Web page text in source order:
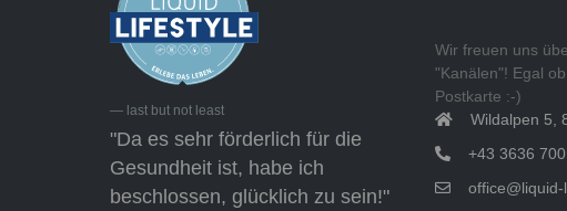
last but not least
"Da es sehr förderlich für die
Gesundheit ist, habe ich
beschlossen, glücklich zu sein!"
Wir freuen uns
"Kanälen"! Egal
Postkarte :-)
Wildalpen 5,
+43 3636 700